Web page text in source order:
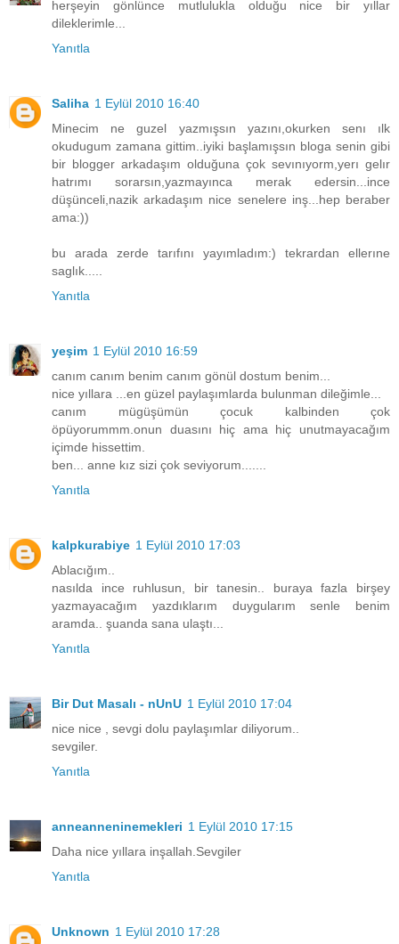
herşeyin gönlünce mutlulukla olduğu nice bir yıllar
dileklerimle...
Yanıtla
Saliha 1 Eylül 2010 16:40
Minecim ne guzel yazmışsın yazını,okurken senı ılk
okudugum zamana gittim..iyiki başlamışsın bloga senin gibi
bir blogger arkadaşım olduğuna çok sevınıyorm,yerı gelır
hatrımı sorarsın,yazmayınca merak edersin...ince
düşünceli,nazik arkadaşım nice senelere inş...hep beraber
ama:))
bu arada zerde tarıfını yayımladım:) tekrardan ellerıne
saglık.....
Yanıtla
yeşim 1 Eylül 2010 16:59
canım canım benim canım gönül dostum benim...
nice yıllara ...en güzel paylaşımlarda bulunman dileğimle...
canım mügüşümün çocuk kalbinden çok
öpüyorummm.onun duasını hiç ama hiç unutmayacağım
içimde hissettim.
ben... anne kız sizi çok seviyorum.......
Yanıtla
kalpkurabiye 1 Eylül 2010 17:03
Ablacığım..
nasılda ince ruhlusun, bir tanesin.. buraya fazla birşey
yazmayacağım yazdıklarım duygularım senle benim
aramda.. şuanda sana ulaştı...
Yanıtla
Bir Dut Masalı - nUnU 1 Eylül 2010 17:04
nice nice , sevgi dolu paylaşımlar diliyorum..
sevgiler.
Yanıtla
anneanneninemekleri 1 Eylül 2010 17:15
Daha nice yıllara inşallah.Sevgiler
Yanıtla
Unknown 1 Eylül 2010 17:28